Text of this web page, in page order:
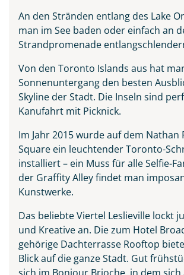
An den Stränden entlang des Lake
man im See baden oder einfach an
Strandpromenade
Von den Toronto Islands aus hat
Sonnenuntergang den besten
Skyline der Stadt. Die Inseln sind
Kanufahrt mit Picknick.
Im Jahr 2015 wurde auf dem Nathan
Square ein leuchtender Toronto-
installiert – ein Muss für alle Selfie-
der Graffity Alley findet man
Kunstwerke.
Das beliebte Viertel Leslieville lockt
und Kreative an. Die zum Hotel
gehörige Dachterrasse Rooftop
Blick auf die ganze Stadt. Gut